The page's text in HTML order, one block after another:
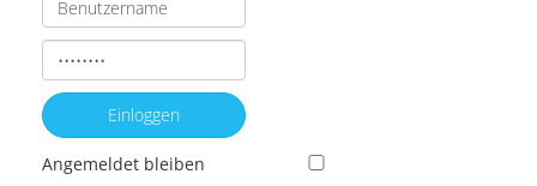
Angemeldet bleiben